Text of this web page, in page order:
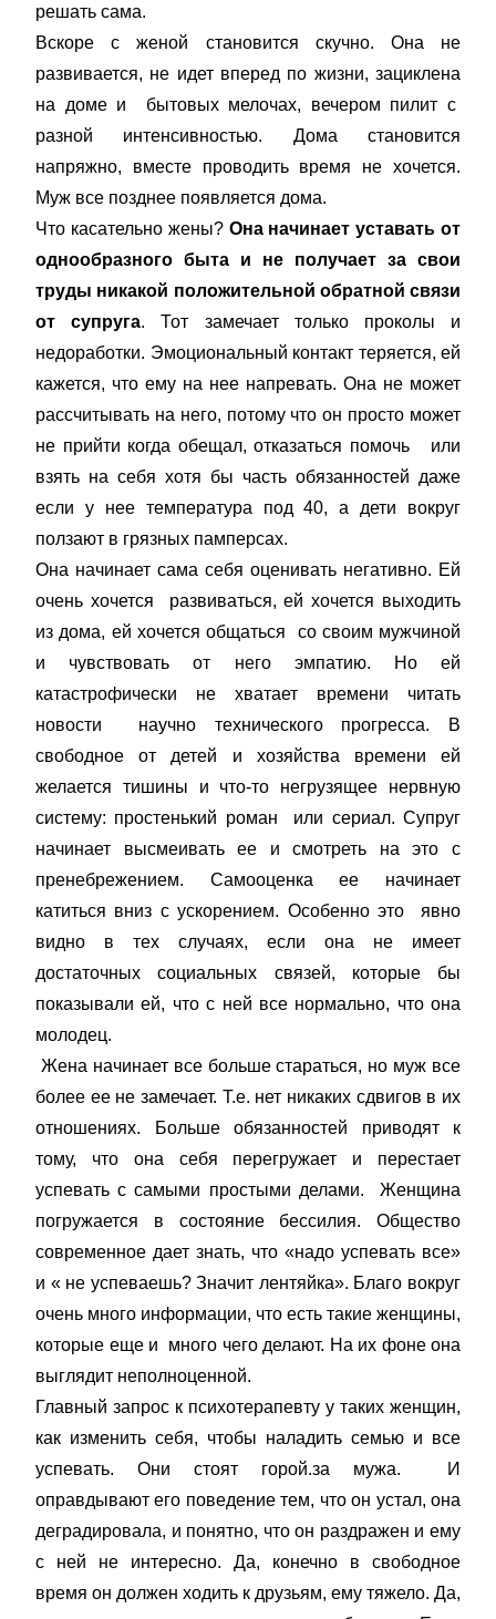
решать сама.
Вскоре с женой становится скучно. Она не
развивается, не идет вперед по жизни, зациклена
на доме и бытовых мелочах, вечером пилит с
разной интенсивностью. Дома становится
напряжно, вместе проводить время не хочется.
Муж все позднее появляется дома.
Что касательно жены? Она начинает уставать от
однообразного быта и не получает за свои
труды никакой положительной обратной связи
от супруга. Тот замечает только проколы и
недоработки. Эмоциональный контакт теряется, ей
кажется, что ему на нее напревать. Она не может
рассчитывать на него, потому что он просто может
не прийти когда обещал, отказаться помочь или
взять на себя хотя бы часть обязанностей даже
если у нее температура под 40, а дети вокруг
ползают в грязных памперсах.
Она начинает сама себя оценивать негативно. Ей
очень хочется развиваться, ей хочется выходить
из дома, ей хочется общаться со своим мужчиной
и чувствовать от него эмпатию. Но ей
катастрофически не хватает времени читать
новости научно технического прогресса. В
свободное от детей и хозяйства времени ей
желается тишины и что-то негрузящее нервную
систему: простенький роман или сериал. Супруг
начинает высмеивать ее и смотреть на это с
пренебрежением. Самооценка ее начинает
катиться вниз с ускорением. Особенно это явно
видно в тех случаях, если она не имеет
достаточных социальных связей, которые бы
показывали ей, что с ней все нормально, что она
молодец.
Жена начинает все больше стараться, но муж все
более ее не замечает. Т.е. нет никаких сдвигов в их
отношениях. Больше обязанностей приводят к
тому, что она себя перегружает и перестает
успевать с самыми простыми делами. Женщина
погружается в состояние бессилия. Общество
современное дает знать, что «надо успевать все»
и « не успеваешь? Значит лентяйка». Благо вокруг
очень много информации, что есть такие женщины,
которые еще и много чего делают. На их фоне она
выглядит неполноценной.
Главный запрос к психотерапевту у таких женщин,
как изменить себя, чтобы наладить семью и все
успевать. Они стоят горой.за мужа. И
оправдывают его поведение тем, что он устал, она
деградировала, и понятно, что он раздражен и ему
с ней не интересно. Да, конечно в свободное
время он должен ходить к друзьям, ему тяжело. Да,